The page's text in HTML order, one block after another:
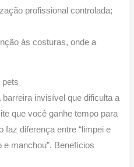
profissional controlada;
às costuras, onde a
pets
invisível que dificulta a
que você ganhe tempo para
faz diferença entre “limpei e
e manchou”. Benefícios